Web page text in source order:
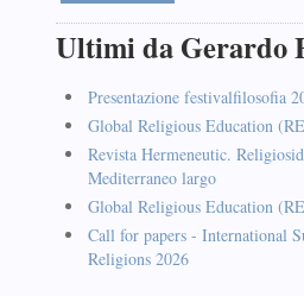
Ultimi da Gerardo
Presentazione festivalfilosofia
Global Religious Education
Revista Hermeneutic.
Mediterraneo largo
Global Religious Education
Call for papers - International
Religions 2026